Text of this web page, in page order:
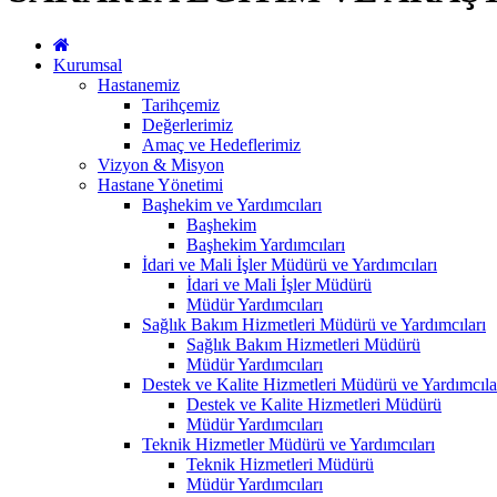
Kurumsal
Hastanemiz
Tarihçemiz
Değerlerimiz
Amaç ve Hedeflerimiz
Vizyon & Misyon
Hastane Yönetimi
Başhekim ve Yardımcıları
Başhekim
Başhekim Yardımcıları
İdari ve Mali İşler Müdürü ve Yardımcıları
İdari ve Mali İşler Müdürü
Müdür Yardımcıları
Sağlık Bakım Hizmetleri Müdürü ve Yardımcıları
Sağlık Bakım Hizmetleri Müdürü
Müdür Yardımcıları
Destek ve Kalite Hizmetleri Müdürü ve
Destek ve Kalite Hizmetleri Müdürü
Müdür Yardımcıları
Teknik Hizmetler Müdürü ve Yardımcıları
Teknik Hizmetleri Müdürü
Müdür Yardımcıları